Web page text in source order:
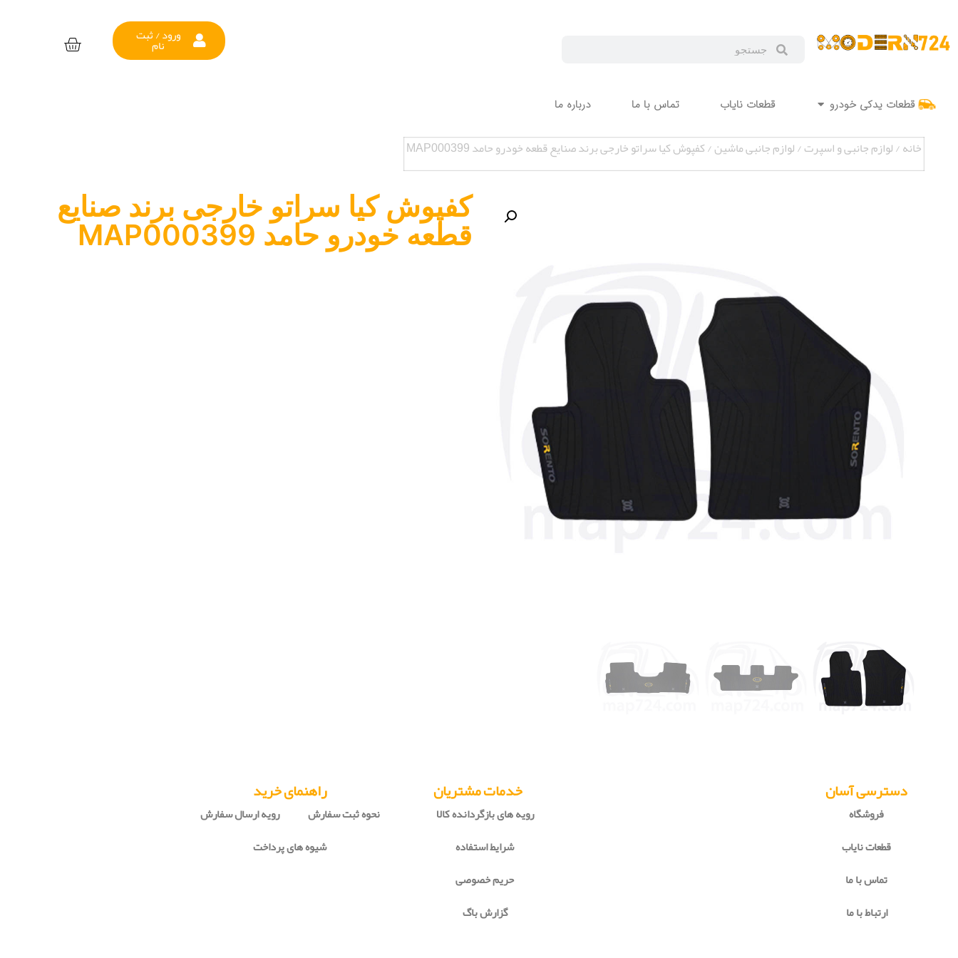
ورود / ثبت
نام
قطعات یدکی خودرو قطعات نایاب تماس با ما درباره ما
خانه/لوازم جانبی و اسپرت/لوازم جانبی ماشین/ کفپوش کیا سراتو خارجی برند صنایع قطعه خودرو حامد MAP000399
کفپوش کیا سراتو خارجی برند صنایع
قطعه خودرو حامد MAP000399
دسترسی آسان
فروشگاه
قطعات نایاب
تماس با ما
ارتباط با ما
خدمات مشتریان
رویه های بازگردانده کالا
شرایط استفاده
حریم خصوصی
گزارش باگ
راهنمای خرید
نحوه ثبت سفارش
رویه ارسال سفارش
شیوه های پرداخت